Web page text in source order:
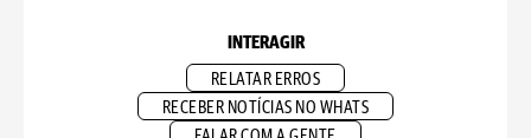
INTERAGIR
RELATAR ERROS
RECEBER NOTÍCIAS NO WHATS